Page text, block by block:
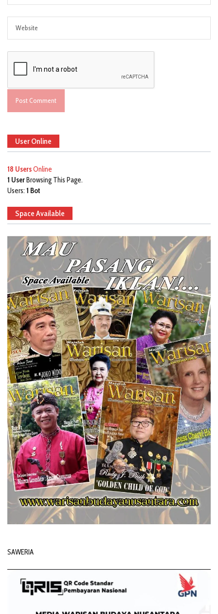
User Online
18 UsersOnline
1 UserBrowsing This Page.
Users: 1 Bot
Space Available
SAWERIA